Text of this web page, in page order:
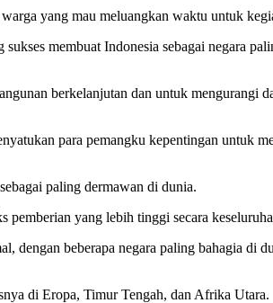
yang mau meluangkan waktu untuk
membuat Indonesia sebagai negara
berkelanjutan dan untuk mengurangi
para pemangku kepentingan untuk
paling dermawan di dunia.
yang lebih tinggi secara
dengan beberapa negara paling bahagia di
di Eropa, Timur Tengah, dan Afrika Utara.